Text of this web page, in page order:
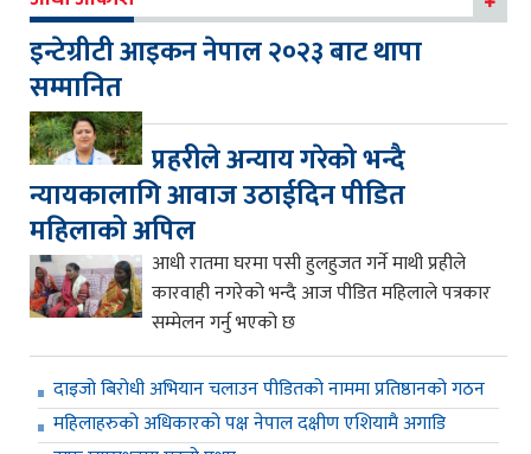
इन्टेग्रीटी आइकन नेपाल २०२३ बाट थापा
सम्मानित
प्रहरीले अन्याय गरेको भन्दै
न्यायकालागि आवाज उठाईदिन पीडित
महिलाको अपिल
आधी रातमा घरमा पसी हुलहुजत गर्ने माथी प्रहीले
कारवाही नगरेको भन्दै आज पीडित महिलाले पत्रकार
सम्मेलन गर्नु भएको छ
दाइजो बिरोधी अभियान चलाउन पीडितको नाममा प्रतिष्ठानको गठन
महिलाहरुको अधिकारको पक्ष नेपाल दक्षीण एशियामै अगाडि